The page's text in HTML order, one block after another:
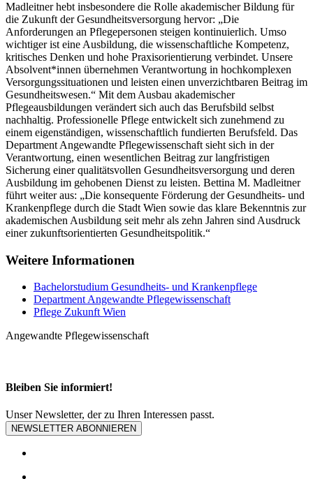
Madleitner hebt insbesondere die Rolle akademischer Bildung für
die Zukunft der Gesundheitsversorgung hervor: „Die
Anforderungen an Pflegepersonen steigen kontinuierlich. Umso
wichtiger ist eine Ausbildung, die wissenschaftliche Kompetenz,
kritisches Denken und hohe Praxisorientierung verbindet. Unsere
Absolvent*innen übernehmen Verantwortung in hochkomplexen
Versorgungssituationen und leisten einen unverzichtbaren Beitrag im
Gesundheitswesen.“ Mit dem Ausbau akademischer
Pflegeausbildungen verändert sich auch das Berufsbild selbst
nachhaltig. Professionelle Pflege entwickelt sich zunehmend zu
einem eigenständigen, wissenschaftlich fundierten Berufsfeld. Das
Department Angewandte Pflegewissenschaft sieht sich in der
Verantwortung, einen wesentlichen Beitrag zur langfristigen
Sicherung einer qualitätsvollen Gesundheitsversorgung und deren
Ausbildung im gehobenen Dienst zu leisten. Bettina M. Madleitner
führt weiter aus: „Die konsequente Förderung der Gesundheits- und
Krankenpflege durch die Stadt Wien sowie das klare Bekenntnis zur
akademischen Ausbildung seit mehr als zehn Jahren sind Ausdruck
einer zukunftsorientierten Gesundheitspolitik.“
Weitere Informationen
Bachelorstudium Gesundheits- und Krankenpflege
Department Angewandte Pflegewissenschaft
Pflege Zukunft Wien
Angewandte Pflegewissenschaft
Bleiben Sie informiert!
Unser Newsletter, der zu Ihren Interessen passt.
NEWSLETTER ABONNIEREN